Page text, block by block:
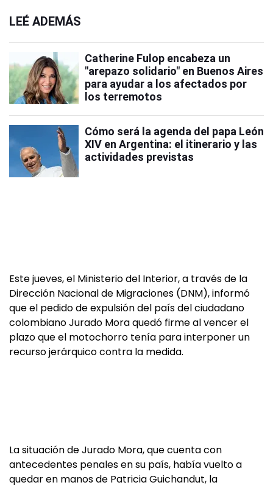
LEÉ ADEMÁS
Catherine Fulop encabeza un
"arepazo solidario" en Buenos Aires
para ayudar a los afectados por
los terremotos
Cómo será la agenda del papa León
XIV en Argentina: el itinerario y las
actividades previstas
Este jueves, el Ministerio del Interior, a través de la
Dirección Nacional de Migraciones (DNM), informó
que el pedido de expulsión del país del ciudadano
colombiano Jurado Mora quedó firme al vencer el
plazo que el motochorro tenía para interponer un
recurso jerárquico contra la medida.
La situación de Jurado Mora, que cuenta con
antecedentes penales en su país, había vuelto a
quedar en manos de Patricia Guichandut, la